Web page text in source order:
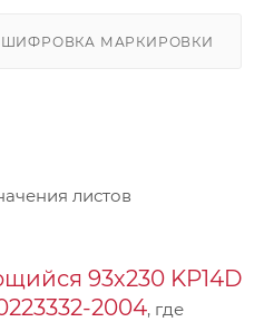
МАРКИРОВКИ
листов
93х230 KP14D
2004, где